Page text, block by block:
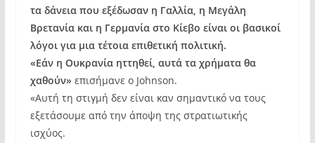
τα δάνεια που εξέδωσαν η Γαλλία, η Μεγάλη
Βρετανία και η Γερμανία στο Κίεβο είναι οι βασικοί
λόγοι για μια τέτοια επιθετική πολιτική.
«Εάν η Ουκρανία ηττηθεί, αυτά τα χρήματα θα
χαθούν» επισήμανε ο Johnson.
«Αυτή τη στιγμή δεν είναι καν σημαντικό να τους
εξετάσουμε από την άποψη της στρατιωτικής
ισχύος.